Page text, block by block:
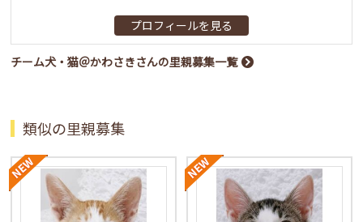
プロフィールを見る
チーム犬・猫＠かわさきさんの里親募集一覧
類似の里親募集